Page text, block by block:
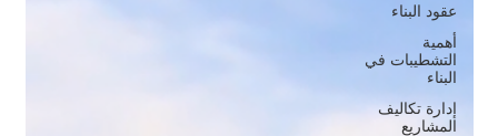
عقود البناء
أهمية
التشطيبات في
البناء
إدارة تكاليف
المشاريع